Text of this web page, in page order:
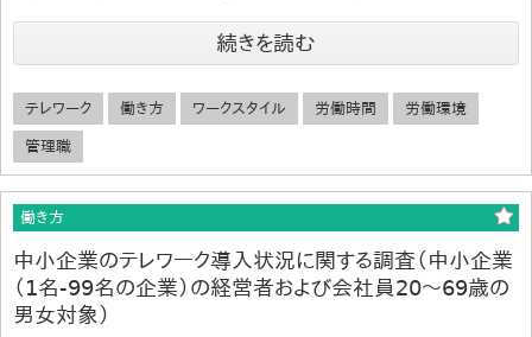
続きを読む
テレワーク 働き方 ワークスタイル 労働時間 労働環境
管理職
働き方
中小企業のテレワーク導入状況に関する調査（中小企業
（1名-99名の企業）の経営者および会社員20～69歳の
男女対象）